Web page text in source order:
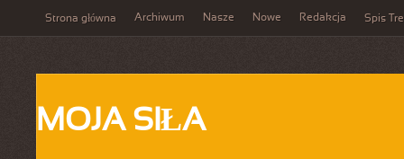
Strona główna Archiwum Nasze Nowe Redakcja Spis
MOJA SIŁA